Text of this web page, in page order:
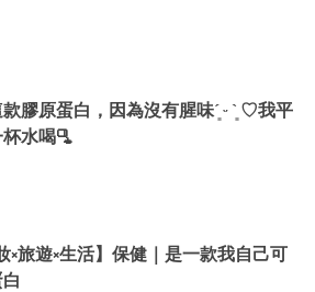
款膠原蛋白，因為沒有腥味´͈ ᵕ `͈ ♡我平
水喝🫗
妝༝旅遊༝生活】保健｜是一款我自己可